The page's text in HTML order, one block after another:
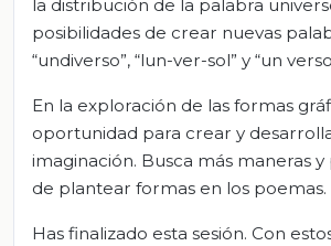
la distribución de la palabra
posibilidades de crear nuevas
“undiverso”, “lun-ver-sol” y “un
En la exploración de las formas
oportunidad para crear y
imaginación. Busca más maneras y
de plantear formas en los poemas.
Has finalizado esta sesión. Con